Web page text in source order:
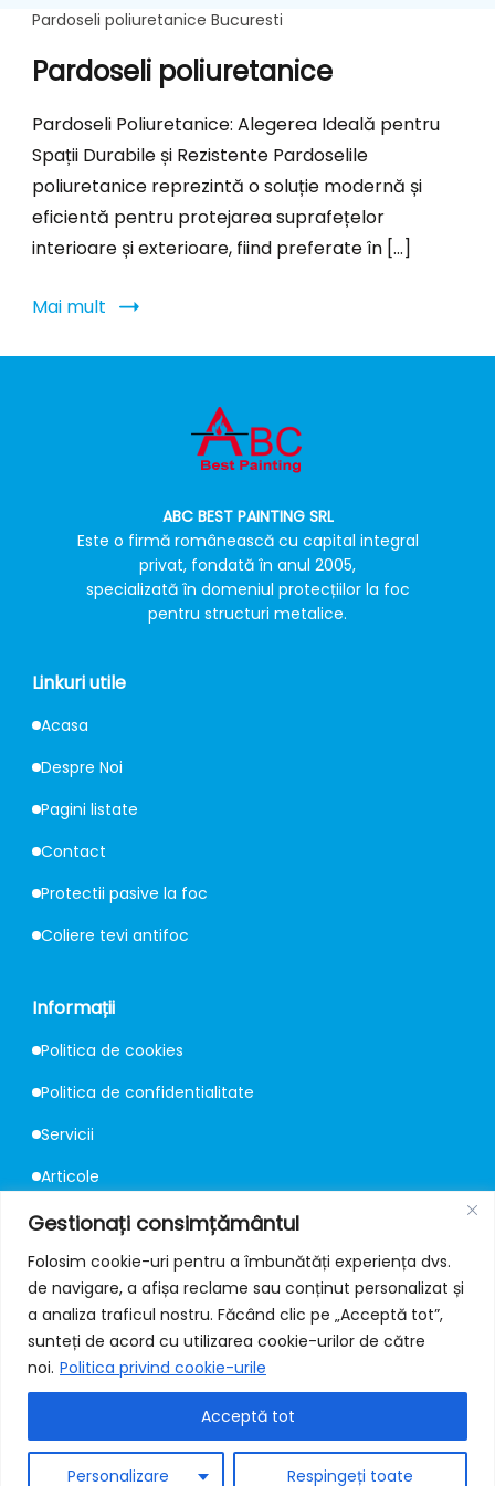
Gestionați consimțământul
Folosim cookie-uri pentru a îmbunătăți experiența dvs.
de navigare, a afișa reclame sau conținut personalizat și
a analiza traficul nostru. Făcând clic pe „Acceptă tot”,
sunteți de acord cu utilizarea cookie-urilor de către
noi. Politica privind cookie-urile
Personalizare Respingeți toate
Acceptă tot
Pardoseli poliuretanice Bucuresti
Pardoseli poliuretanice
Pardoseli Poliuretanice: Alegerea Ideală pentru
Spații Durabile și Rezistente Pardoselile
poliuretanice reprezintă o soluție modernă și
eficientă pentru protejarea suprafețelor
interioare și exterioare, fiind preferate în […]
Mai mult
ABC BEST PAINTING SRL
Este o firmă românească cu capital integral
privat, fondată în anul 2005,
specializată în domeniul protecțiilor la foc
pentru structuri metalice.
Linkuri utile
Acasa
Despre Noi
Pagini listate
Contact
Protectii pasive la foc
Coliere tevi antifoc
Informații
Politica de cookies
Politica de confidentialitate
Servicii
Articole
Consultanță
Contact
📍Strada Mureș 67, București
✉️office@protectiilafoc.ro
+40 731 309 222 / 223
🔗Facebook